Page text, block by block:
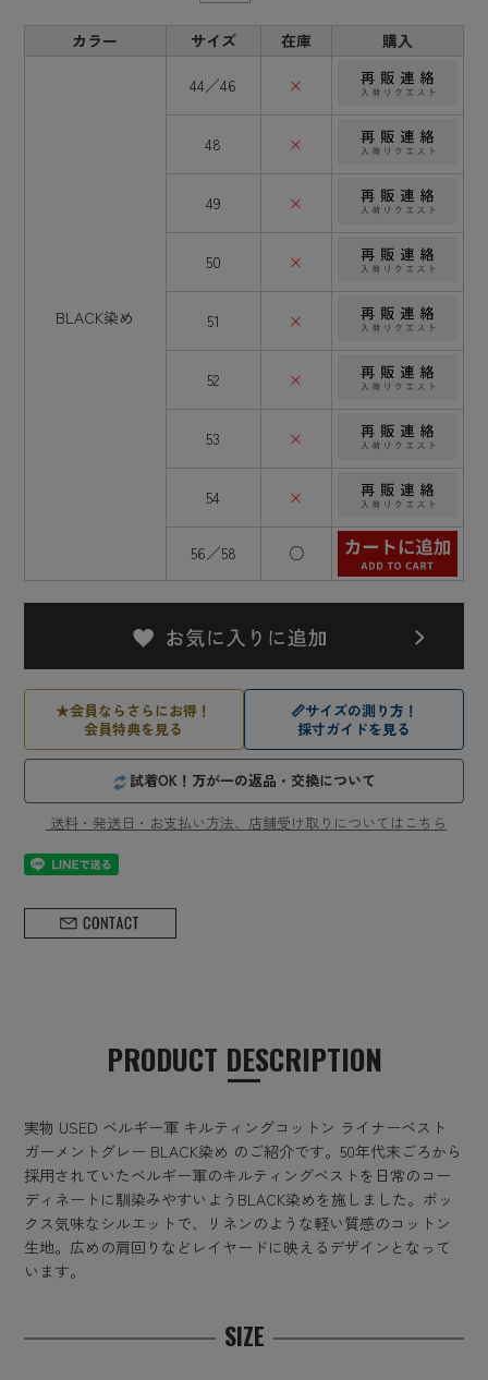
カラー サイズ 在庫 購入
BLACK染め
44／46 ×
48 ×
49 ×
50 ×
51 ×
52 ×
53 ×
54 ×
56／58 ○
★会員ならさらにお得！
会員特典を見る
📏サイズの測り方！
採寸ガイドを見る
試着OK！万が一の返品・交換について
送料・発送日・お支払い方法、店舗受け取りについてはこちら
PRODUCT DESCRIPTION
実物 USED ベルギー軍 キルティングコットン ライナーベスト
ガーメントグレー BLACK染め のご紹介です。50年代末ごろから
採用されていたベルギー軍のキルティングベストを日常のコー
ディネートに馴染みやすいようBLACK染めを施しました。ボッ
クス気味なシルエットで、リネンのような軽い質感のコットン
生地。広めの肩回りなどレイヤードに映えるデザインとなって
います。
SIZE